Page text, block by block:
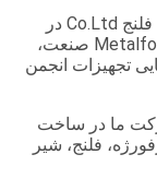
از JIANGYIN Fangyuan Ringlike واحد فورج فلنج Co.Ltd در
1993.It است عضو کنفدراسیون چینی Metalforming صنعت،
تجهیزات انجمن
ما در ساخت
فلنج، شیر